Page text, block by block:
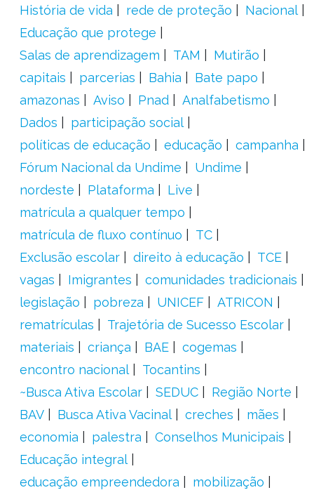
História de vida rede de proteção
Nacional
Educação que protege
Salas de aprendizagem
TAM
Mutirão
capitais
parcerias Bahia
Bate papo
amazonas
Aviso Pnad
Analfabetismo
Dados
participação social
políticas de educação
educação
campanha
Fórum Nacional da Undime
Undime
nordeste
Plataforma
Live
matrícula a qualquer tempo
matrícula de fluxo contínuo
TC
Exclusão escolar
direito à educação
TCE
vagas
Imigrantes
comunidades tradicionais
legislação
pobreza UNICEF
ATRICON
rematrículas
Trajetória de Sucesso Escolar
materiais
criança BAE
cogemas
encontro nacional
Tocantins
~Busca Ativa Escolar
SEDUC
Região Norte
BAV
Busca Ativa Vacinal creches
mães
economia
palestra
Conselhos Municipais
Educação integral
educação empreendedora
mobilização